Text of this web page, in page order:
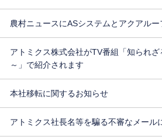
農村ニュースにASシステムとアクアル
アトミクス株式会社がTV番組「知られ
～」で紹介されます
本社移転に関するお知らせ
アトミクス社長名等を騙る不審なメール